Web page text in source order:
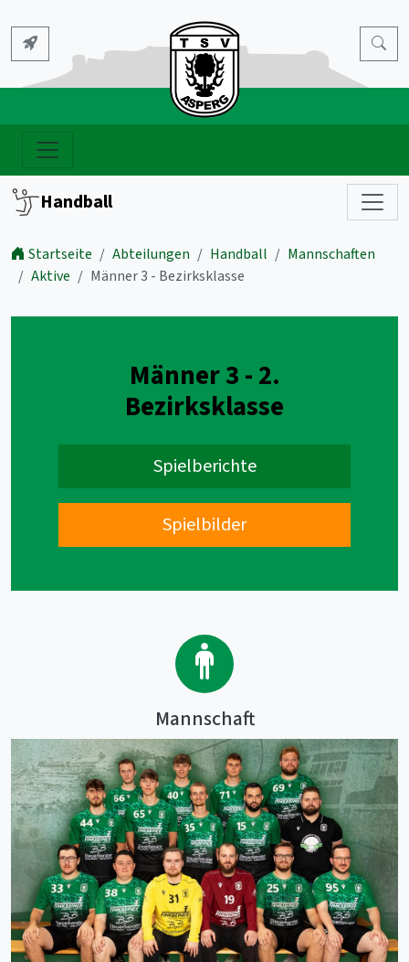
Handball
Startseite Abteilungen Handball
Mannschaften
Aktive
Männer 3 - Bezirksklasse
Männer 3 - 2.
Bezirksklasse
Spielberichte
Spielbilder
Mannschaft